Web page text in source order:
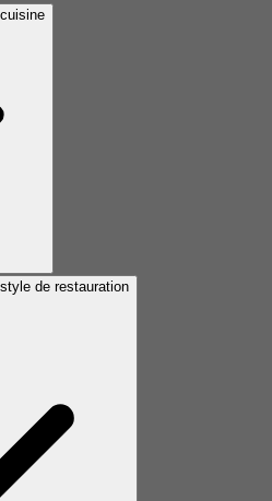
de restauration